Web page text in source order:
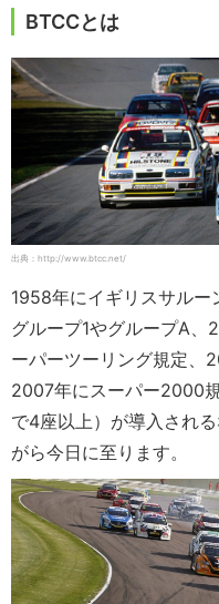
BTCCとは
出典：http://www.btcc.net/
1958年にイギリスサルー
グループ1やグループA、
ーパーツーリング規定、
2007年にスーパー2000
で4座以上）が導入され
がら今日に至ります。